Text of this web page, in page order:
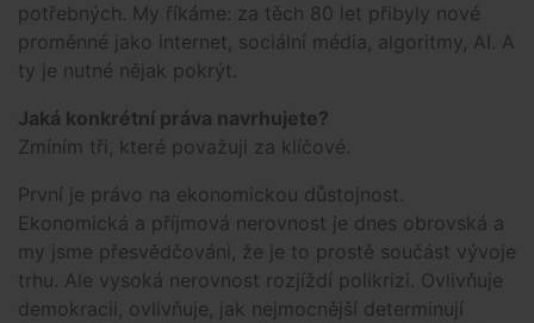
potřebných. My říkáme: za těch 80 let přibyly nové
proměnné jako internet, sociální média, algoritmy, AI. A
ty je nutné nějak pokrýt.
Jaká konkrétní práva navrhujete?
Zmíním tři, které považuji za klíčové.
První je právo na ekonomickou důstojnost.
Ekonomická a příjmová nerovnost je dnes obrovská a
my jsme přesvědčováni, že je to prostě součást vývoje
trhu. Ale vysoká nerovnost rozjíždí polikrizi. Ovlivňuje
demokracii, ovlivňuje, jak nejmocnější determinují